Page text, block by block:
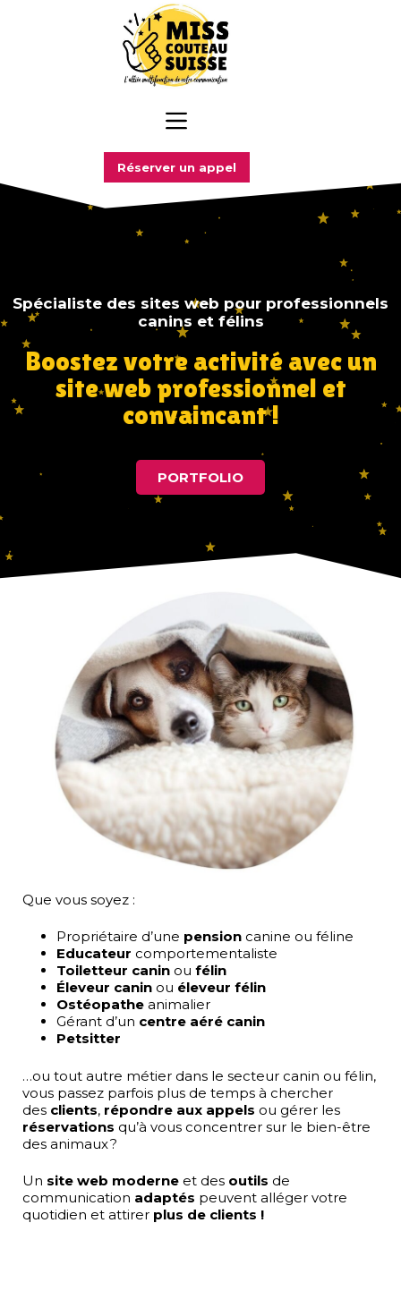
Réserver un appel
Spécialiste des sites web pour professionnels
canins et félins
Boostez votre activité avec un
site web professionnel et
convaincant !
PORTFOLIO
Que vous soyez :
Propriétaire d’une pension canine ou féline
Educateur comportementaliste
Toiletteur canin ou félin
Éleveur caninou éleveur félin
Ostéopathe animalier
Gérant d’un centre aéré canin
Petsitter
…ou tout autre métier dans le secteur canin ou félin,
vous passez parfois plus de temps à chercher
des clients, répondre aux appels ou gérer les
réservations qu’à vous concentrer sur le bien-être
des animaux ?
Un site web moderne et des outils de
communication adaptés peuvent alléger votre
quotidien et attirer plus de clients !